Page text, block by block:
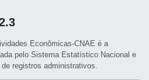
Econômicas-CNAE é a
pelo Sistema Estatístico Nacional e
registros administrativos.